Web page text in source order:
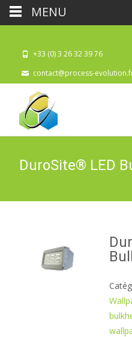
+33 (0) 3 26 32 39 76
contact@process-
DuroSite® LED
MENU